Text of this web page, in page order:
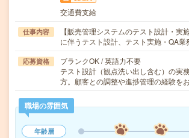
交通費支給
仕事内容
【販売管理システムのテスト設計・実
に伴うテスト設計、テスト実施・QA
応募資格
ブランクOK / 英語力不要
テスト設計（観点洗い出し含む）の実
方。顧客との調整や進捗管理の経験を
職場の雰囲気
年齢層